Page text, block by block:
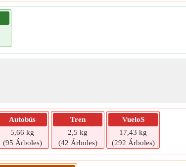
Autobús
5,66 kg
(95 Árboles)
Tren
2,5 kg
(42 Árboles)
VueloS
17,43 kg
(292 Árboles)